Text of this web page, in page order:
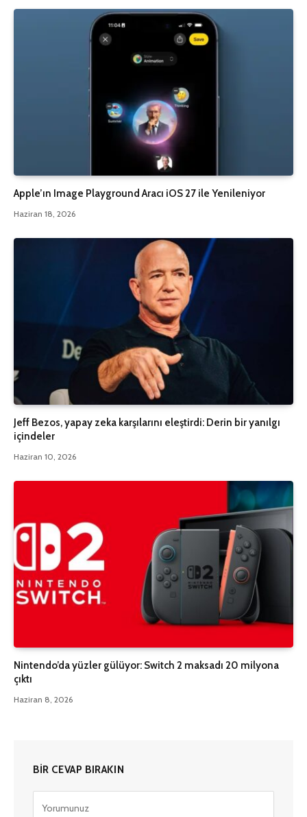
Apple’ın Image Playground Aracı iOS 27 ile Yenileniyor
Haziran 18, 2026
Jeff Bezos, yapay zeka karşılarını eleştirdi: Derin bir yanılgı
içindeler
Haziran 10, 2026
Nintendo’da yüzler gülüyor: Switch 2 maksadı 20 milyona
çıktı
Haziran 8, 2026
BIR CEVAP BIRAKIN